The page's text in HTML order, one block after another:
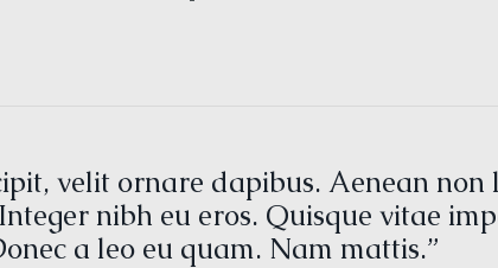
velit ornare dapibus. Aenean non
nibh eu eros. Quisque vitae
a leo eu quam. Nam mattis.”